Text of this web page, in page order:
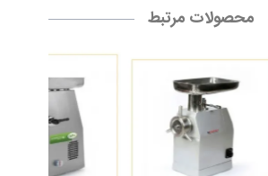
محصولات مرتبط